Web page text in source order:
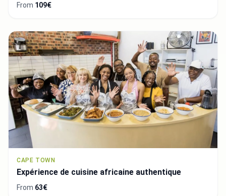
From 109€
CAPE TOWN
Expérience de cuisine africaine authentique
From 63€